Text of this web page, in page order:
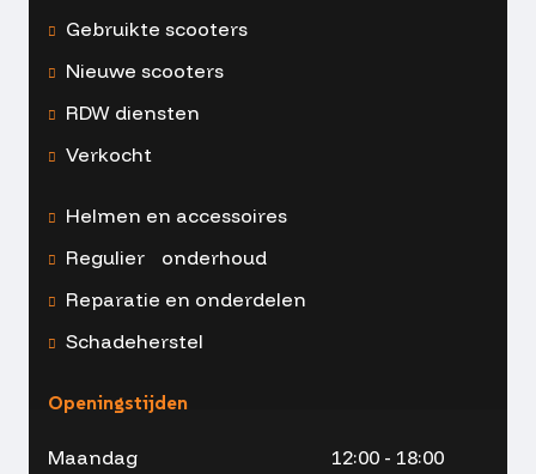
Gebruikte scooters
Nieuwe scooters
RDW diensten
Verkocht
Helmen en accessoires
Regulier onderhoud
Reparatie en onderdelen
Schadeherstel
Openingstijden
Maandag
12:00 - 18:00